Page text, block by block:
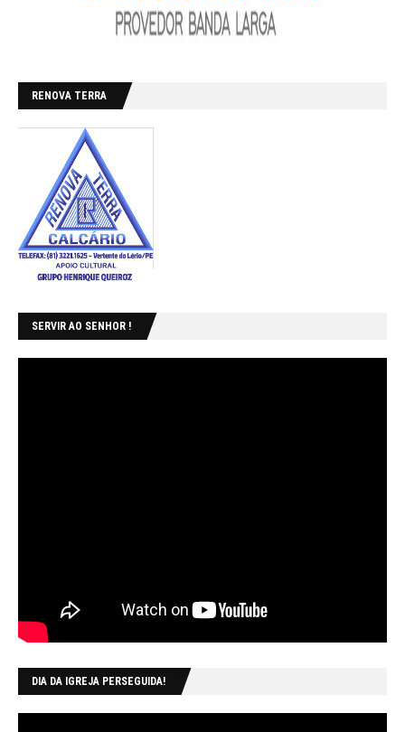
RENOVA TERRA
SERVIR AO SENHOR !
DIA DA IGREJA PERSEGUIDA!